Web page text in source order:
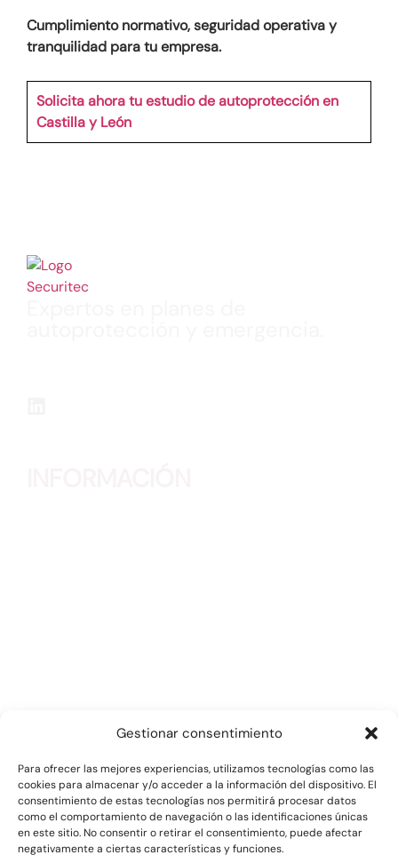
Gestionar consentimiento
Para ofrecer las mejores experiencias, utilizamos tecnologías como las
cookies para almacenar y/o acceder a la información del dispositivo. El
consentimiento de estas tecnologías nos permitirá procesar datos
como el comportamiento de navegación o las identificaciones únicas
en este sitio. No consentir o retirar el consentimiento, puede afectar
negativamente a ciertas características y funciones.
Cumplimiento normativo, seguridad operativa y
tranquilidad para tu empresa.
Solicita ahora tu estudio de autoprotección en
Castilla y León
28002. Madrid
ACCESOS RÁPIDOS